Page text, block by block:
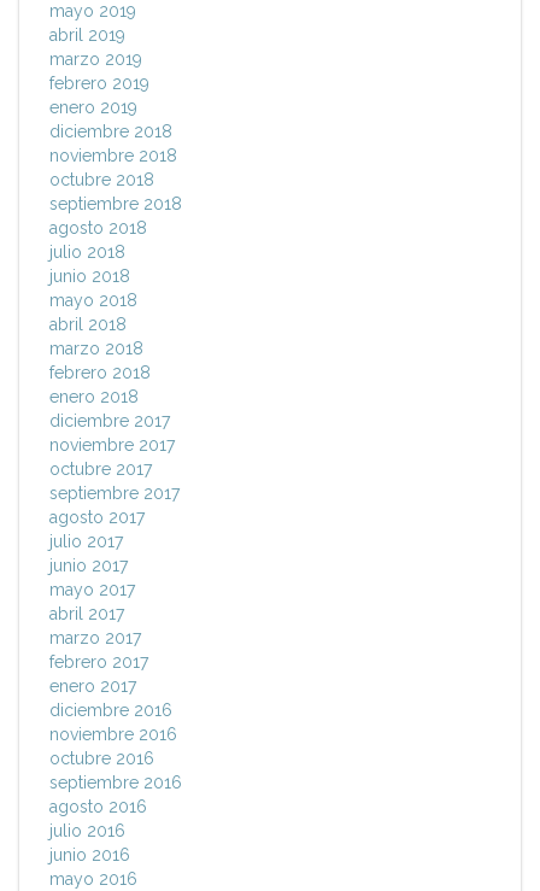
mayo 2019
abril 2019
marzo 2019
febrero 2019
enero 2019
diciembre 2018
noviembre 2018
octubre 2018
septiembre 2018
agosto 2018
julio 2018
junio 2018
mayo 2018
abril 2018
marzo 2018
febrero 2018
enero 2018
diciembre 2017
noviembre 2017
octubre 2017
septiembre 2017
agosto 2017
julio 2017
junio 2017
mayo 2017
abril 2017
marzo 2017
febrero 2017
enero 2017
diciembre 2016
noviembre 2016
octubre 2016
septiembre 2016
agosto 2016
julio 2016
junio 2016
mayo 2016